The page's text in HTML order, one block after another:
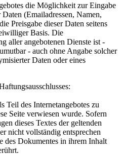
die Möglichkeit zur Eingabe
(Emailadressen, Namen,
Preisgabe dieser Daten seitens
Basis. Die
aller angebotenen Dienste ist -
- auch ohne Angabe solcher
Daten oder eines
Teil des Internetangebotes zu
Seite verwiesen wurde. Sofern
dieses Textes der geltenden
nicht vollständig entsprechen
des Dokumentes in ihrem Inhalt